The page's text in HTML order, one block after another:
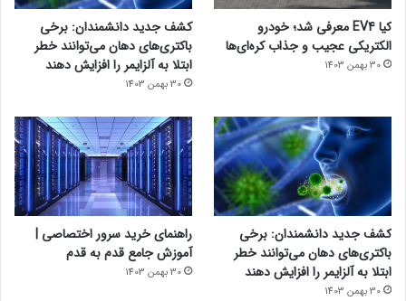
کیا EV4 معرفی شد؛ خودرو
الکتریکی عجیب و جذاب کره‌ای‌ها
30 بهمن 1403
کشف جدید دانشمندان: برخی
باکتری‌های دهان می‌توانند خطر
ابتلا به آلزایمر را افزایش دهند
30 بهمن 1403
کشف جدید دانشمندان: برخی
باکتری‌های دهان می‌توانند خطر
ابتلا به آلزایمر را افزایش دهند
30 بهمن 1403
راهنمای خرید سرور اختصاصی |
آموزش جامع قدم به قدم
30 بهمن 1403